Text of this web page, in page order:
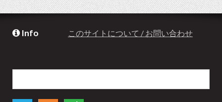
Info このサイトについて / お問い合わせ